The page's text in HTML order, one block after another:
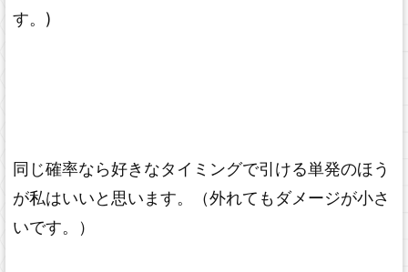
す。)
同じ確率なら好きなタイミングで引ける単発のほう
が私はいいと思います。（外れてもダメージが小さ
いです。）